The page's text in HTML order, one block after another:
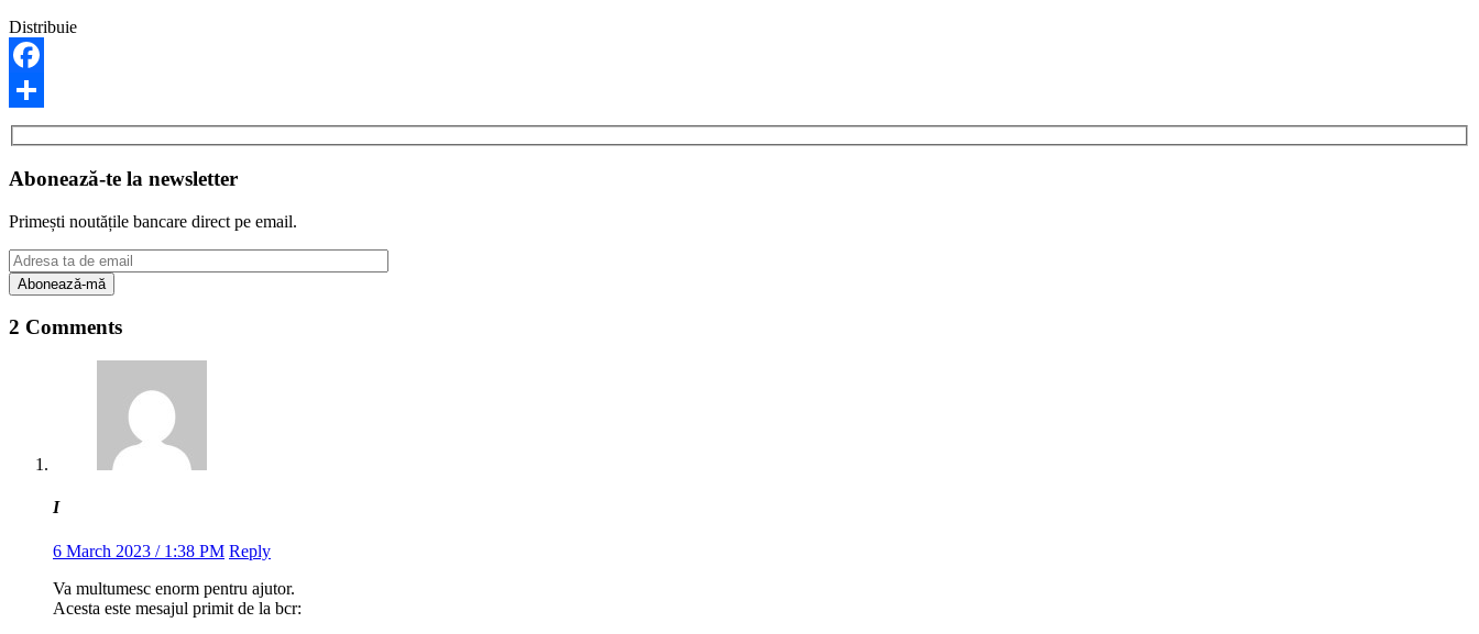
Distribuie
Facebook
Share
Abonează-te la newsletter
Primești noutățile bancare direct pe email.
2 Comments
I
6 March 2023 / 1:38 PM Reply
Va multumesc enorm pentru ajutor.
Acesta este mesajul primit de la bcr: